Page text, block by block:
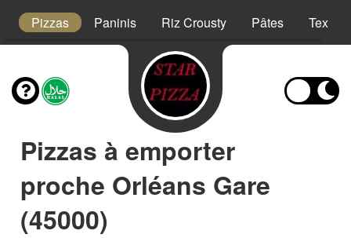
Pizzas Paninis Riz Crousty Pâtes Tex
Pizzas à emporter
proche Orléans Gare
(45000)